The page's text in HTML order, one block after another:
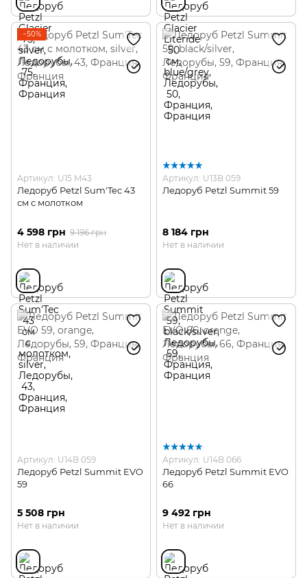
−50%
Артикул: U15 M43
Ледоруб Petzl Sum'Tec 43
см с молотком
4 598 грн 9 196 грн
Нет в наличии
Артикул: U13B 059
Ледоруб Petzl Summit 59
8 184 грн
Нет в наличии
Артикул: U14B 059
Ледоруб Petzl Summit EVO
59
5 508 грн
Нет в наличии
Артикул: U14B 066
Ледоруб Petzl Summit EVO
66
9 492 грн
Нет в наличии